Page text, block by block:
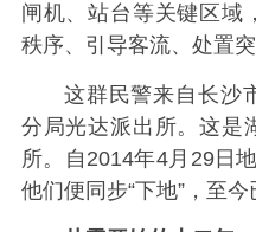
闸机、站台等关键区域
秩序、引导客流、处置突
这群民警来自长沙
分局光达派出所。这是
所。自2014年4月29日
他们便同步“下地”，至今